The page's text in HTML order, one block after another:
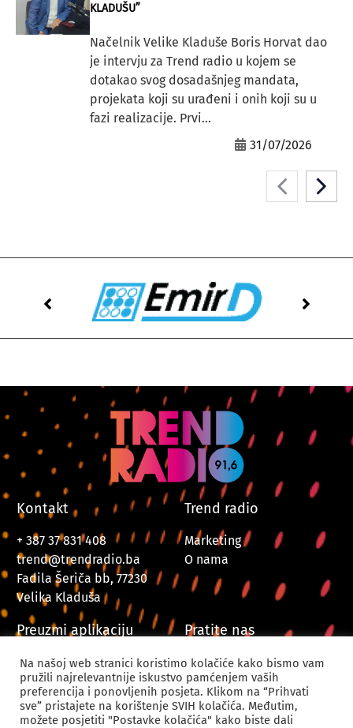
KLADUŠU”
Načelnik Velike Kladuše Boris Horvat dao
je intervju za Trend radio u kojem se
dotakao svog dosadašnjeg mandata,
projekata koji su urađeni i onih koji su u
fazi realizacije. Prvi...
31/07/2026
Kontakt
+ 387 37 831 408
trend@trendradio.ba
Fadila Šeriča bb, 77230
Velika Kladuša
Trend radio
Marketing
O nama
Preuzmi aplikaciju Pratite nas
Na našoj web stranici koristimo kolačiće kako bismo vam
pružili najrelevantnije iskustvo pamćenjem vaših
preferencija i ponovljenih posjeta. Klikom na “Prihvati
sve” pristajete na korištenje SVIH kolačića. Međutim,
možete posjetiti "Postavke kolačića" kako biste dali